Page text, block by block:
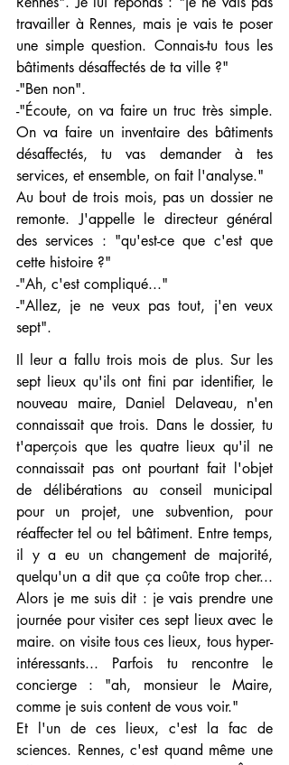
travailler à Rennes, mais je vais te poser
une simple question. Connais-tu tous les
bâtiments désaffectés de ta ville ?"
-"Ben non".
-"Écoute, on va faire un truc très simple.
On va faire un inventaire des bâtiments
désaffectés, tu vas demander à tes
services, et ensemble, on fait l'analyse."
Au bout de trois mois, pas un dossier ne
remonte. J'appelle le directeur général
des services : "qu'est-ce que c'est que
cette histoire ?"
-"Ah, c'est compliqué..."
-"Allez, je ne veux pas tout, j'en veux
sept".
Il leur a fallu trois mois de plus. Sur les
sept lieux qu'ils ont fini par identifier, le
nouveau maire, Daniel Delaveau, n'en
connaissait que trois. Dans le dossier, tu
t'aperçois que les quatre lieux qu'il ne
connaissait pas ont pourtant fait l'objet
de délibérations au conseil municipal
pour un projet, une subvention, pour
réaffecter tel ou tel bâtiment. Entre temps,
il y a eu un changement de majorité,
quelqu'un a dit que ça coûte trop cher...
Alors je me suis dit : je vais prendre une
journée pour visiter ces sept lieux avec le
maire. on visite tous ces lieux, tous hyper-
intéressants... Parfois tu rencontre le
concierge : "ah, monsieur le Maire,
comme je suis content de vous voir."
Et l'un de ces lieux, c'est la fac de
sciences. Rennes, c'est quand même une